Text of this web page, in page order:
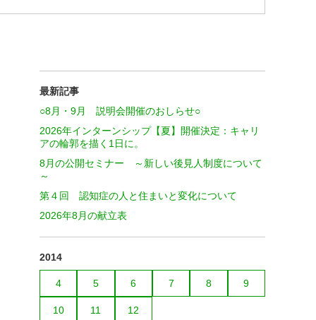
最新記事
○8月・9月 説明会開催のおしらせ○
2026年インターンシップ【夏】開催決定：キャリ
アの輪郭を描く1日に。
8月の公開セミナー ～新しい後見人制度について
～
第４回 認知症の人と住まいと変化について
2026年8月の献立表
2014
4 5 6 7 8 9
10 11 12